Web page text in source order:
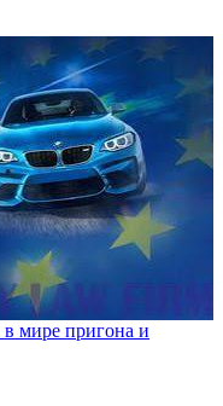
мире пригона и